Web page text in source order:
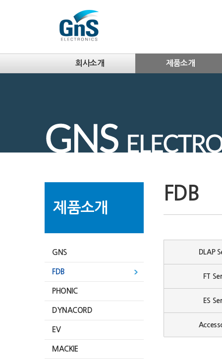
회사소개 제품소개
제품소개
GNS
FDB
PHONIC
DYNACORD
EV
MACKIE
FDB
DLAP
FT
ES